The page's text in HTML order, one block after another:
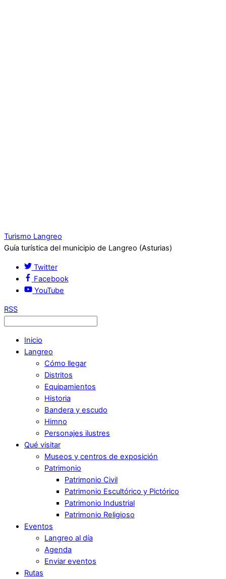
Turismo Langreo
Guía turística del municipio de Langreo (Asturias)
Twitter
Facebook
YouTube
RSS
Inicio
Langreo
Cómo llegar
Distritos
Equipamientos
Historia
Bandera y escudo
Himno
Personajes ilustres
Qué visitar
Museos y centros de exposición
Patrimonio
Patrimonio Civil
Patrimonio Escultórico y Pictórico
Patrimonio Industrial
Patrimonio Religioso
Eventos
Langreo al día
Agenda
Enviar eventos
Rutas